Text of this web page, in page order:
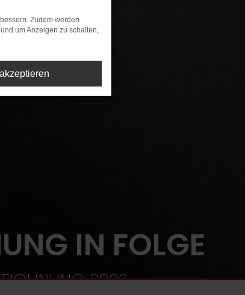
IN FOLGE
2026
Zudem werden
um Anzeigen zu schalten,